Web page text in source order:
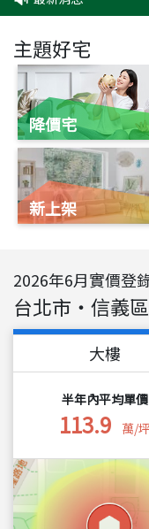
主題好宅
降價宅
新上架
2026年6月實價登
台北市 ・ 信義區
大樓
半年內平均單價
113.9 萬/坪